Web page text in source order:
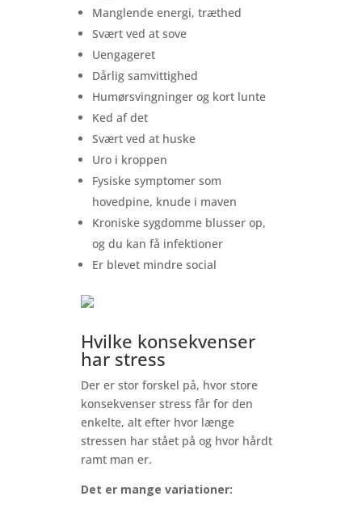
Manglende energi, træthed
Svært ved at sove
Uengageret
Dårlig samvittighed
Humørsvingninger og kort lunte
Ked af det
Svært ved at huske
Uro i kroppen
Fysiske symptomer som
hovedpine, knude i maven
Kroniske sygdomme blusser op,
og du kan få infektioner
Er blevet mindre social
Hvilke konsekvenser
har stress
Der er stor forskel på, hvor store
konsekvenser stress får for den
enkelte, alt efter hvor længe
stressen har stået på og hvor hårdt
ramt man er.
Det er mange variationer: